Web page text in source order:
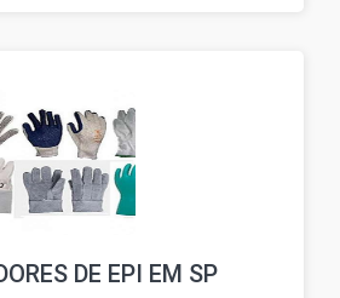
DE EPI EM SP